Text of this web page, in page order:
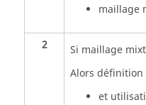
maillage
2
Si maillage
Alors définition
et